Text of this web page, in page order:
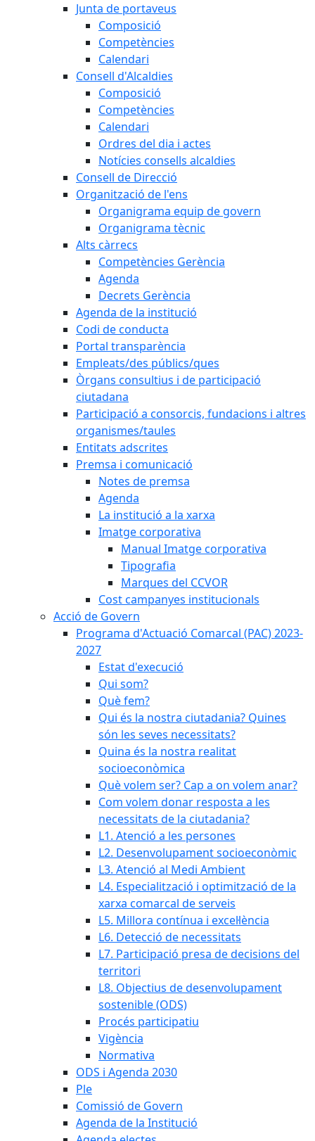
Junta de portaveus
Composició
Competències
Calendari
Consell d'Alcaldies
Composició
Competències
Calendari
Ordres del dia i actes
Notícies consells alcaldies
Consell de Direcció
Organització de l'ens
Organigrama equip de govern
Organigrama tècnic
Alts càrrecs
Competències Gerència
Agenda
Decrets Gerència
Agenda de la institució
Codi de conducta
Portal transparència
Empleats/des públics/ques
Òrgans consultius i de participació
ciutadana
Participació a consorcis, fundacions i altres
organismes/taules
Entitats adscrites
Premsa i comunicació
Notes de premsa
Agenda
La institució a la xarxa
Imatge corporativa
Manual Imatge corporativa
Tipografia
Marques del CCVOR
Cost campanyes institucionals
Acció de Govern
Programa d'Actuació Comarcal (PAC) 2023-
2027
Estat d'execució
Qui som?
Què fem?
Qui és la nostra ciutadania? Quines
són les seves necessitats?
Quina és la nostra realitat
socioeconòmica
Què volem ser? Cap a on volem anar?
Com volem donar resposta a les
necessitats de la ciutadania?
L1. Atenció a les persones
L2. Desenvolupament socioeconòmic
L3. Atenció al Medi Ambient
L4. Especialització i optimització de la
xarxa comarcal de serveis
L5. Millora contínua i excel·lència
L6. Detecció de necessitats
L7. Participació presa de decisions del
territori
L8. Objectius de desenvolupament
sostenible (ODS)
Procés participatiu
Vigència
Normativa
ODS i Agenda 2030
Ple
Comissió de Govern
Agenda de la Institució